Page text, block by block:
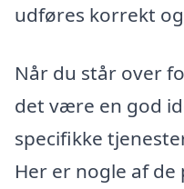
udføres korrekt
Når du står over
det være en god
specifikke
Her er nogle af